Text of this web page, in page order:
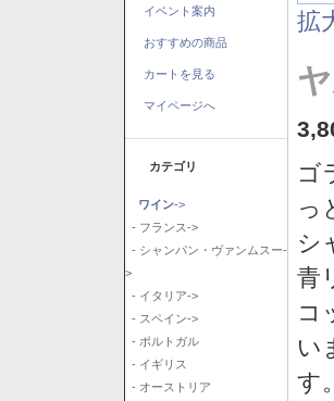
イベント案内
おすすめの商品
カートを見る
マイページへ
カテゴリ
ワイン->
- フランス->
- シャンパン・ヴァンムスー-
>
- イタリア->
- スペイン->
- ポルトガル
- イギリス
- オーストリア
拡
ゴ
っ
シ
青
コ
い
す